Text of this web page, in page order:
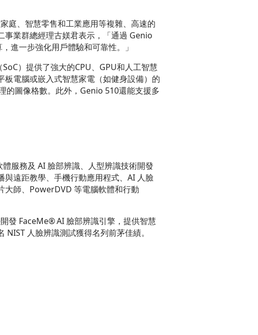
庭、智慧零售和工業應用等複雜、高速的
事業群總經理古媄君表示，「通過 Genio
進一步強化用戶體驗和可靠性。」
）提供了強大的CPU、GPU和人工智慧
電腦或嵌入式智慧家電（如健身設備）的
的圖像格數。此外，Genio 510還能支援多
服務及 AI 臉部辨識、人型辨識技術開發
遠距教學、手機行動應用程式、AI 人臉
大師、PowerDVD 等電腦軟體和行動
發 FaceMe®AI 臉部辨識引擎，提供智慧
人臉辨識測試獲得名列前茅佳績。